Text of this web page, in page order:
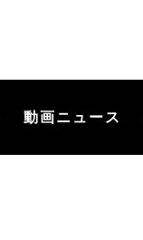
動画ニュース